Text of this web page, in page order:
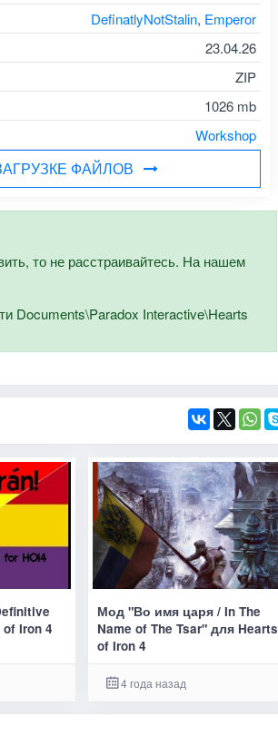
DefinatlyNotStalin, Emperor
23.04.26
ZIP
1026 mb
Workshop
ФАЙЛОВ
то не расстраивайтесь. На нашем
Documents\Paradox Interactive\Hearts
Iron 4
Мод "Во имя царя / In The
Name of The Tsar" для Hearts
of Iron 4
4 года назад